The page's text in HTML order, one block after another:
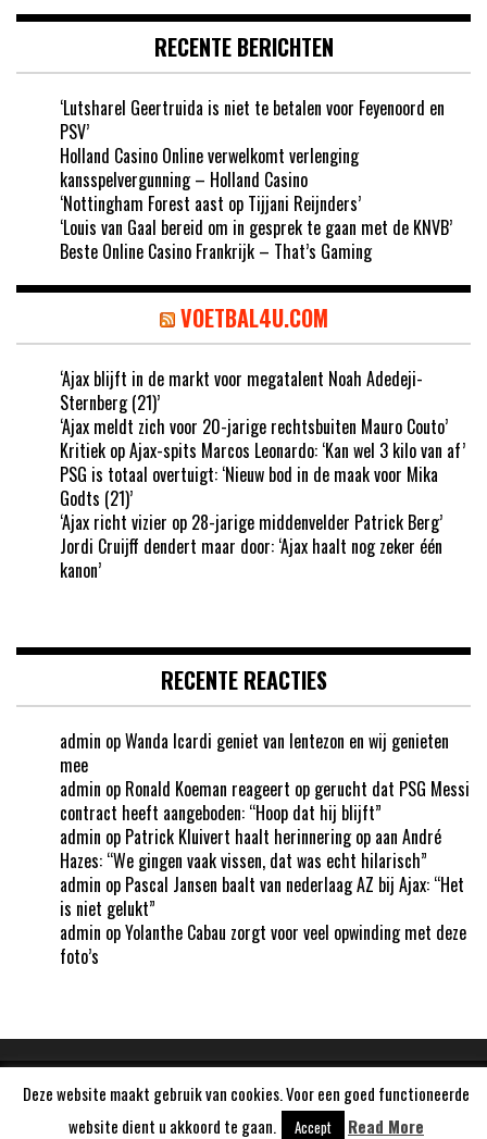
RECENTE BERICHTEN
‘Lutsharel Geertruida is niet te betalen voor Feyenoord en
PSV’
Holland Casino Online verwelkomt verlenging
kansspelvergunning – Holland Casino
‘Nottingham Forest aast op Tijjani Reijnders’
‘Louis van Gaal bereid om in gesprek te gaan met de KNVB’
Beste Online Casino Frankrijk – That’s Gaming
VOETBAL4U.COM
‘Ajax blijft in de markt voor megatalent Noah Adedeji-
Sternberg (21)’
‘Ajax meldt zich voor 20-jarige rechtsbuiten Mauro Couto’
Kritiek op Ajax-spits Marcos Leonardo: ‘Kan wel 3 kilo van af’
PSG is totaal overtuigt: ‘Nieuw bod in de maak voor Mika
Godts (21)’
‘Ajax richt vizier op 28-jarige middenvelder Patrick Berg’
Jordi Cruijff dendert maar door: ‘Ajax haalt nog zeker één
kanon’
RECENTE REACTIES
admin opWanda Icardi geniet van lentezon en wij genieten
mee
admin op Ronald Koeman reageert op gerucht dat PSG Messi
contract heeft aangeboden: “Hoop dat hij blijft”
admin op Patrick Kluivert haalt herinnering op aan André
Hazes: “We gingen vaak vissen, dat was echt hilarisch”
admin op Pascal Jansen baalt van nederlaag AZ bij Ajax: “Het
is niet gelukt”
admin opYolanthe Cabau zorgt voor veel opwinding met deze
foto’s
Aangedreven doorWordPress
Deze website maakt gebruik van cookies. Voor een goed functioneerde
website dient u akkoord te gaan.
Accept Read More